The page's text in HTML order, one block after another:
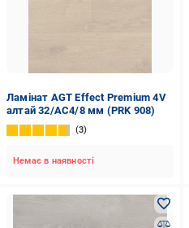
Ламінат AGT Effect Premium 4V
алтай 32/АС4/8 мм (PRK 908)
3
Немає в наявності